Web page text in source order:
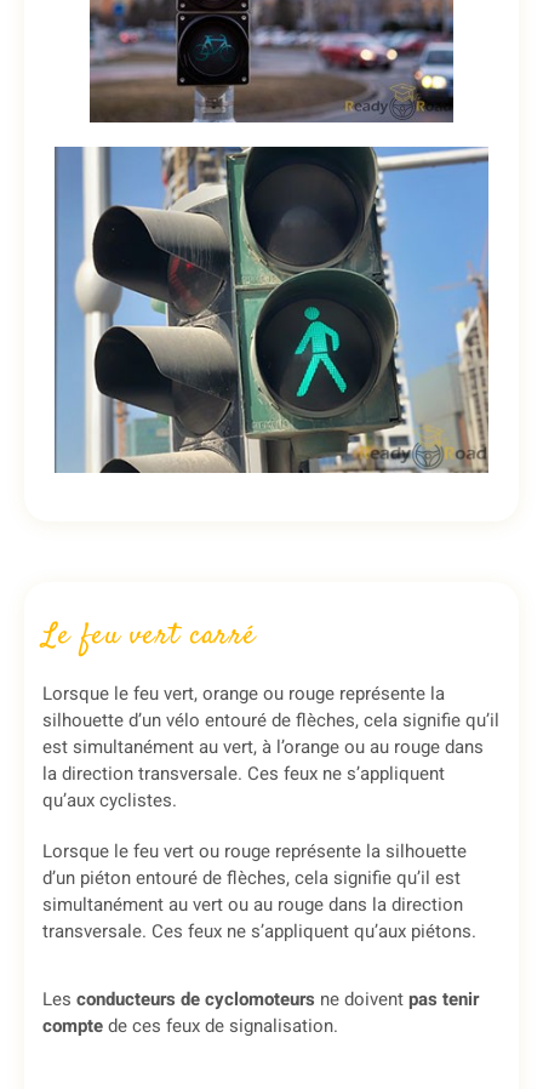
Le feu vert carré
Lorsque le feu vert, orange ou rouge représente la
silhouette d’un vélo entouré de flèches, cela signifie qu’il
est simultanément au vert, à l’orange ou au rouge dans
la direction transversale. Ces feux ne s’appliquent
qu’aux cyclistes.
Lorsque le feu vert ou rouge représente la silhouette
d’un piéton entouré de flèches, cela signifie qu’il est
simultanément au vert ou au rouge dans la direction
transversale. Ces feux ne s’appliquent qu’aux piétons.
Les conducteurs de cyclomoteurs ne doiventpas tenir
comptede ces feux de signalisation.